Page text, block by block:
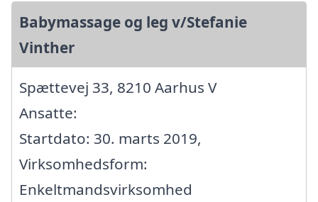
Babymassage og leg v/Stefanie
Vinther
Spættevej 33, 8210 Aarhus V
Ansatte:
Startdato: 30. marts 2019,
Virksomhedsform:
Enkeltmandsvirksomhed